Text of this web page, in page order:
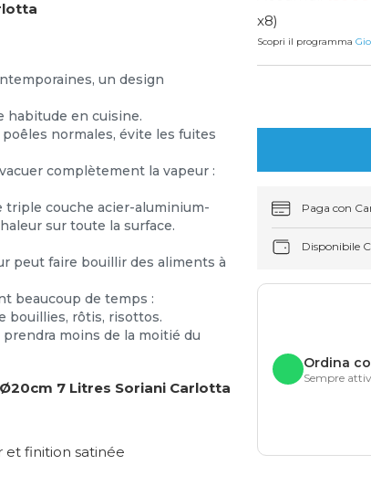
un design
habitude en cuisine.
normales, évite les fuites
complètement la vapeur :
triple couche acier-aluminium-
sur toute la surface.
peut faire bouillir des aliments à
beaucoup de temps :
bouillies, rôtis, risottos.
moins de la moitié du
7 Litres Soriani Carlotta
et finition satinée
x8)
Scopri il programma
Paga con
Disponibile
Ordina
Sempre